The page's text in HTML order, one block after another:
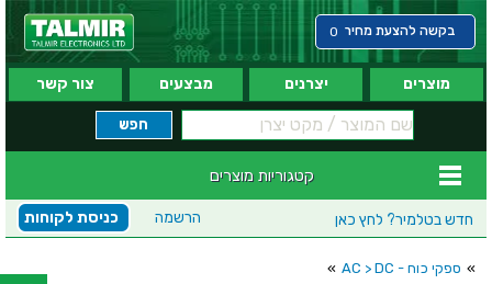
בקשה להצעת מחיר 0
מוצרים יצרנים מבצעים צור קשר
קטגוריות מוצרים
חדש בטלמיר? לחץ כאן כניסת לקוחות הרשמה
» ספקי כוח - AC > DC
»